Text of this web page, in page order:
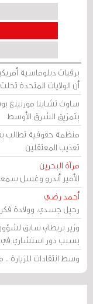
برقيات دبلوماسية
أن الولايات المتحدة
ساوث تشاينا مورنينغ
بتمزيق الشرق الأوسط
منظمة حقوقية تطالب
تعذيب المعتقلين
مرآة البحرين
الأمير أندرو وغسل
أحمد رضي
رحيل جسدي، وولادة
وزير بريطاني سابق
بسبب دور استشاري في
وسط انتقادات للزيارة